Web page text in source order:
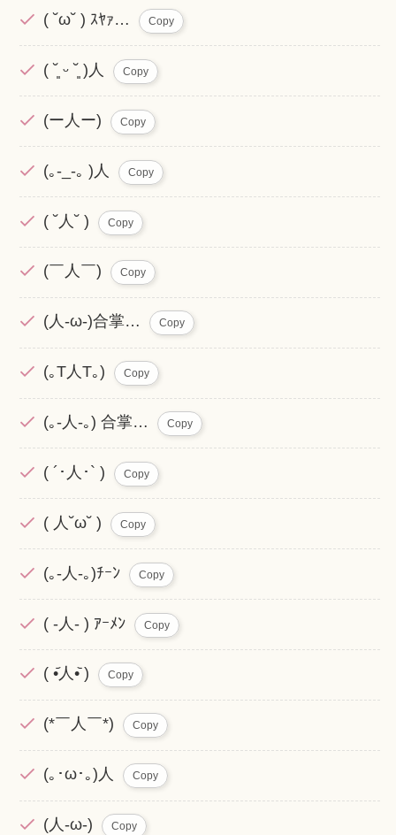
( ˘ω˘ ) ｽﾔｧ… Copy
( ˘͈ ᵕ ˘͈ )人 Copy
(ー人ー) Copy
(｡-_-｡ )人 Copy
( ˘人˘ ) Copy
(￣人￣) Copy
(人-ω-)合掌… Copy
(｡T人T｡) Copy
(｡-人-｡) 合掌… Copy
( ´･人･` ) Copy
( 人˘ω˘ ) Copy
(｡-人-｡)ﾁｰﾝ Copy
( -人- ) ｱｰﾒﾝ Copy
( •᷄人•᷅ ) Copy
(*￣人￣*) Copy
(｡･ω･｡)人 Copy
(人-ω-) Copy